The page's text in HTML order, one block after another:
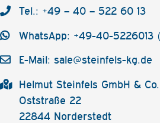
Tel.: +49 – 40 – 522 60 13
WhatsApp: +49-40-5226013
E-Mail:sale@steinfels-kg.de
Helmut Steinfels GmbH &
Oststraße 22
22844 Norderstedt